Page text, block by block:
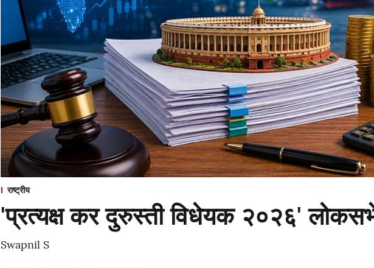
राष्ट्रीय
'प्रत्यक्ष कर दुरुस्ती विधेयक २०२६'
Swapnil S